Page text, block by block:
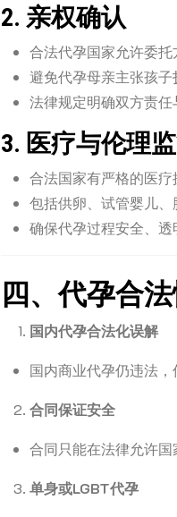
2. 亲权确认
合法代孕国家允许委托
避免代孕母亲主张孩子
法律规定明确双方责任
3. 医疗与伦理
合法国家有严格的医疗
包括供卵、试管婴儿、
确保代孕过程安全、透
四、代孕合
国内代孕合法化误解
国内商业代孕仍违法
合同保证安全
合同只能在法律允许国
单身或LGBT代孕